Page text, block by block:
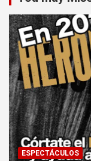
ESPECTÁCULOS